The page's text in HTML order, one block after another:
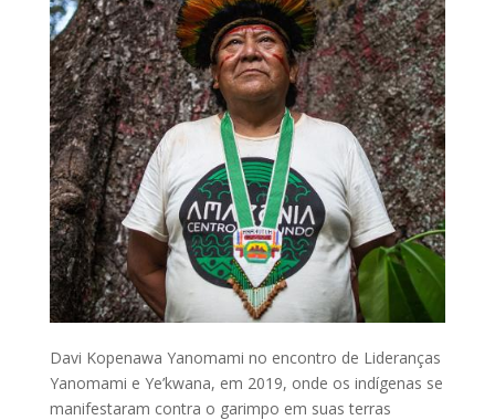
Davi Kopenawa Yanomami no encontro de Lideranças
Yanomami e Ye’kwana, em 2019, onde os indígenas se
manifestaram contra o garimpo em suas terras